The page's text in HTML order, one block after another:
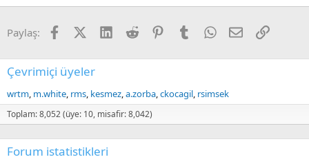
Paylaş: FacebookX (Twitter)
LinkedIn
Reddit PinterestTumblrWhatsApp
E-postaLink
Çevrimiçi üyeler
wrtm m.white rms kesmez a.zorba ckocagil rsimsek
Toplam: 8,052 (üye: 10, misafir: 8,042)
Forum istatistikleri